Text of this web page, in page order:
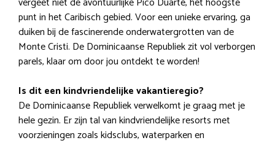
punt in het Caribisch gebied. Voor een unieke ervaring, ga
duiken bij de fascinerende onderwatergrotten van de
Monte Cristi. De Dominicaanse Republiek zit vol verborgen
parels, klaar om door jou ontdekt te worden!
Is dit een kindvriendelijke vakantieregio?
De Dominicaanse Republiek verwelkomt je graag met je
hele gezin. Er zijn tal van kindvriendelijke resorts met
voorzieningen zoals kidsclubs, waterparken en